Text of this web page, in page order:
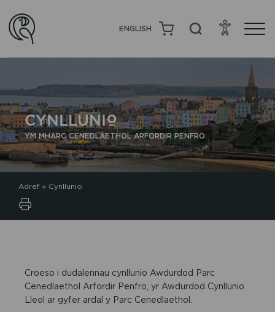
ENGLISH
CYNLLUNIO
YM MHARC CENEDLAETHOL ARFORDIR PENFRO
Adref » Cynllunio
Croeso i dudalennau cynllunio Awdurdod Parc
Cenedlaethol Arfordir Penfro, yr Awdurdod Cynllunio
Lleol ar gyfer ardal y Parc Cenedlaethol.